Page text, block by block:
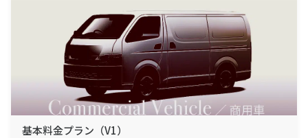
基本料金プラン（V1）